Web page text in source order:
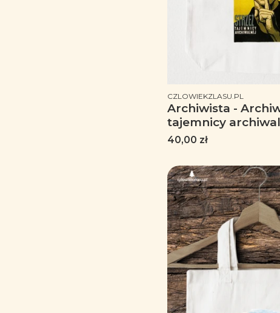
PRODUCENT
CZLOWIEKZLASU.PL
Archiwista -
tajemnicy
Cena
40,00 zł